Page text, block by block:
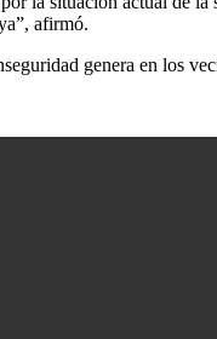
afirmó.
genera en los